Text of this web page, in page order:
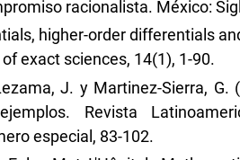
racionalista. México:
higher-order differentials
exact sciences, 14(1), 1-90.
J. y Martinez-Sierra, G.
Revista
especial, 83-102.